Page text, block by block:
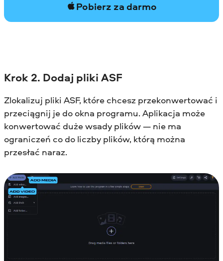
Pobierz za darmo
Krok 2. Dodaj pliki ASF
Zlokalizuj pliki ASF, które chcesz przekonwertować i
przeciągnij je do okna programu. Aplikacja może
konwertować duże wsady plików — nie ma
ograniczeń co do liczby plików, którą można
przesłać naraz.